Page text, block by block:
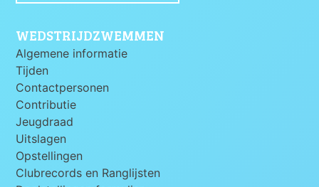
WEDSTRIJDZWEMMEN
Algemene informatie
Tijden
Contactpersonen
Contributie
Jeugdraad
Uitslagen
Opstellingen
Clubrecords en Ranglijsten